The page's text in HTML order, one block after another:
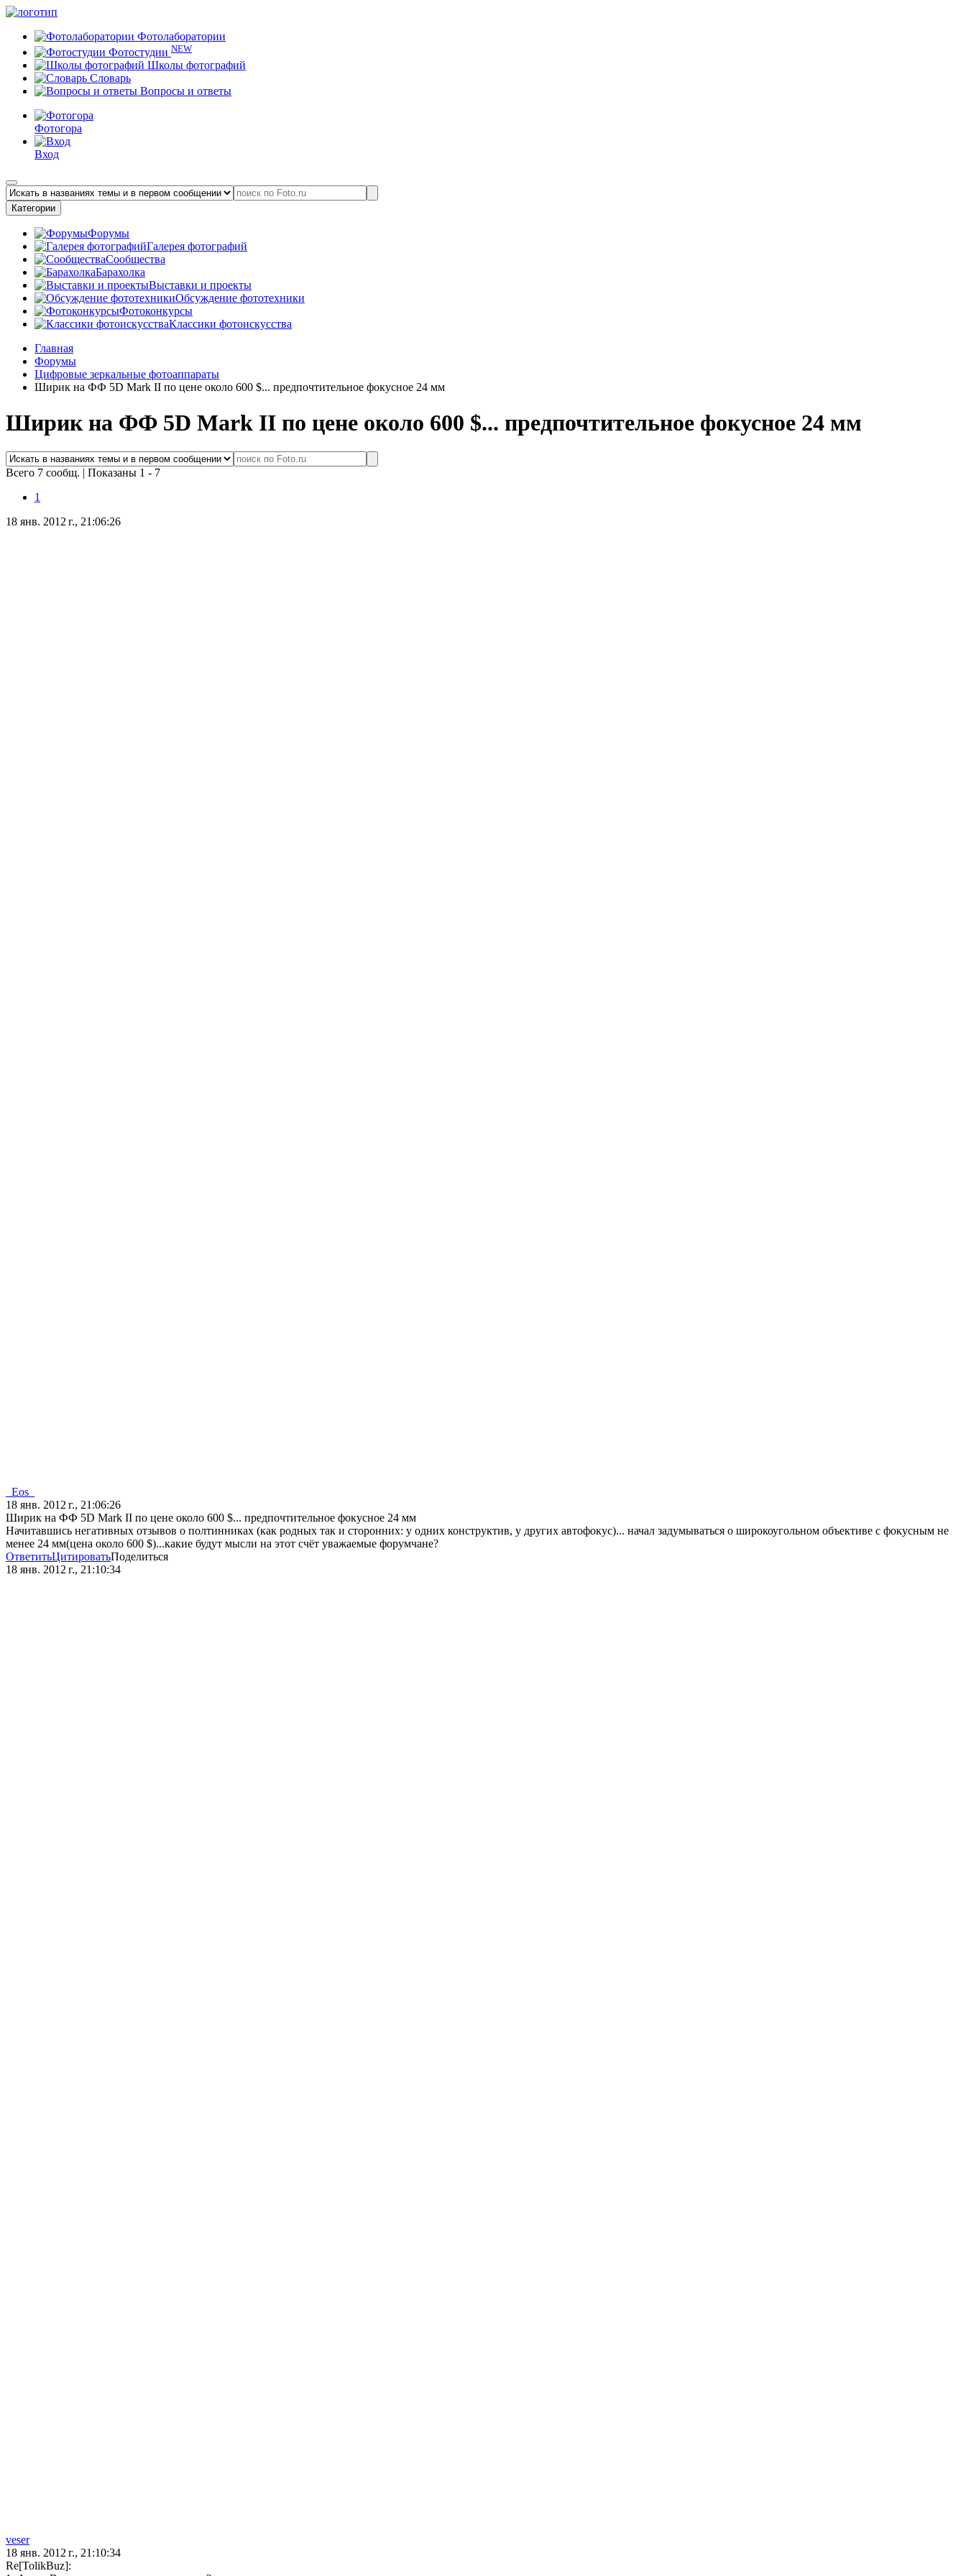
Фотолаборатории
Фотостудии NEW
Школы фотографий
Словарь
Вопросы и ответы
Фотогора
Вход
Категории
Форумы
Галерея фотографий
Сообщества
Барахолка
Выставки и проекты
Обсуждение фототехники
Фотоконкурсы
Классики фотоискусства
Главная
Форумы
Цифровые зеркальные фотоаппараты
Ширик на ФФ 5D Mark II по цене около 600 $... предпочтительное фокусное 24 мм
Ширик на ФФ 5D Mark II по цене около 600 $... предпочтительное фокусное 24 мм
Всего 7 сообщ. | Показаны 1 - 7
1
18 янв. 2012 г., 21:06:26
_Eos_
18 янв. 2012 г., 21:06:26
Ширик на ФФ 5D Mark II по цене около 600 $... предпочтительное фокусное 24 мм
Начитавшись негативных отзывов о полтинниках (как родных так и сторонних: у одних конструктив, у других автофокус)... начал задумываться о широкоугольном объективе с фокусным не
менее 24 мм(цена около 600 $)...какие будут мысли на этот счёт уважаемые форумчане?
ОтветитьЦитироватьПоделиться
18 янв. 2012 г., 21:10:34
veser
18 янв. 2012 г., 21:10:34
Re[TolikBuz]: